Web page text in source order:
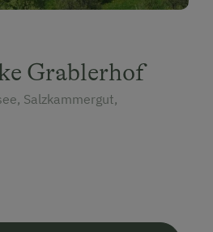
Grablerhof
Salzkammergut,